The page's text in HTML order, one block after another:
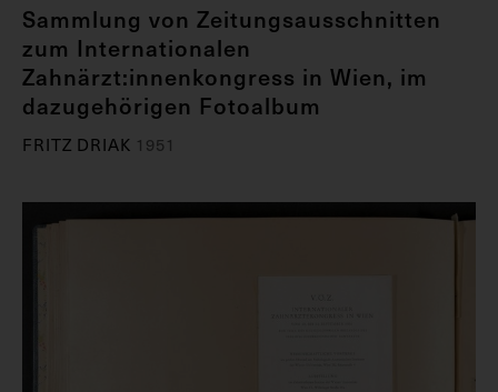
Sammlung von Zeitungsausschnitten
zum Internationalen
Zahnärzt:innenkongress in Wien, im
dazugehörigen Fotoalbum
FRITZ DRIAK 1951